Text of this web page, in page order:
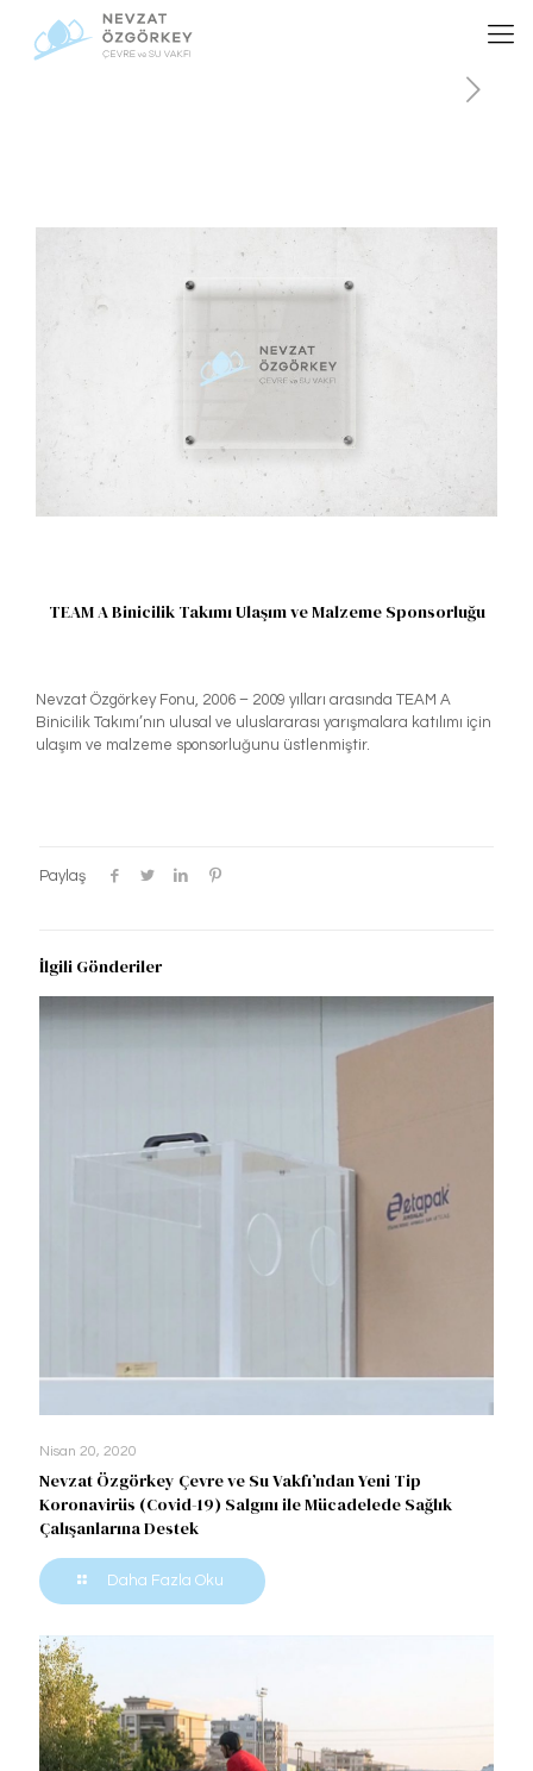
TEAM A Binicilik Takımı Ulaşım ve Malzeme Sponsorluğu
Nevzat Özgörkey Fonu, 2006 – 2009 yılları arasında TEAM A
Binicilik Takımı’nın ulusal ve uluslararası yarışmalara katılımı için
ulaşım ve malzeme sponsorluğunu üstlenmiştir.
Paylaş
İlgili Gönderiler
Nisan 20, 2020
Nevzat Özgörkey Çevre ve Su Vakfı’ndan Yeni Tip
Koronavirüs (Covid-19) Salgını ile Mücadelede Sağlık
Çalışanlarına Destek
Daha Fazla Oku